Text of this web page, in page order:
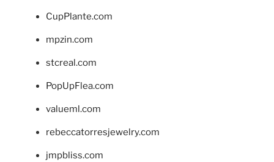
CupPlante.com
mpzin.com
stcreal.com
PopUpFlea.com
valueml.com
rebeccatorresjewelry.com
jmpbliss.com